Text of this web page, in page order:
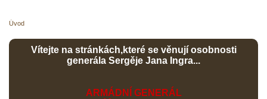
Úvod
Vítejte na stránkách,které se věnují osobnosti
generála Sergěje Jana Ingra...
ARMÁDNÍ GENERÁL